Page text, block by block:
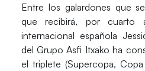
Entre los galardones que
que recibirá, por cuarto
internacional española
del Grupo Asfi Itxako ha
el triplete (Supercopa,